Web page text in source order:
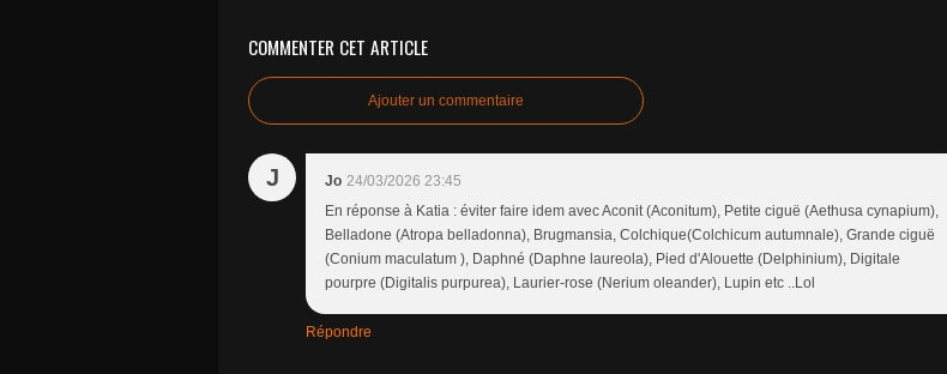
COMMENTER CET ARTICLE
Ajouter un commentaire
J Jo 24/03/2026 23:45
En réponse à Katia : éviter faire idem avec Aconit (Aconitum), Petite ciguë (Aethusa cynapium),
Belladone (Atropa belladonna), Brugmansia, Colchique(Colchicum autumnale), Grande ciguë
(Conium maculatum ), Daphné (Daphne laureola), Pied d'Alouette (Delphinium), Digitale
pourpre (Digitalis purpurea), Laurier-rose (Nerium oleander), Lupin etc ..Lol
Répondre